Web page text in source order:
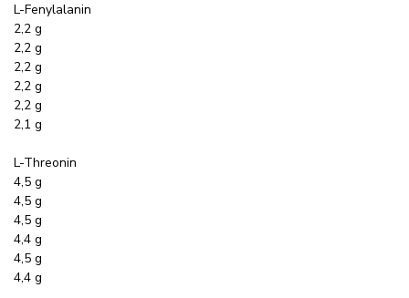
L-Fenylalanin
2,2 g
2,2 g
2,2 g
2,2 g
2,2 g
2,1 g
L-Threonin
4,5 g
4,5 g
4,5 g
4,4 g
4,5 g
4,4 g